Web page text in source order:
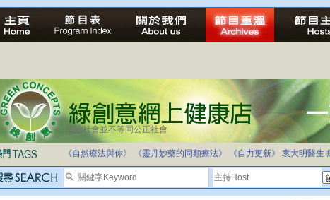
法治社會並不等同公正社會
《自然療法與你》 《靈丹妙藥的同類療法》 《自力更新》 袁大明醫生